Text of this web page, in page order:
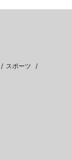
スポーツ